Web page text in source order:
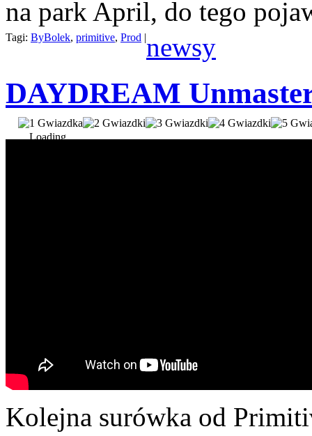
na park April, do tego
Tagi: ByBolek, primitive, Prod |newsy
DAYDREAM
Loading...
Kolejna surówka od